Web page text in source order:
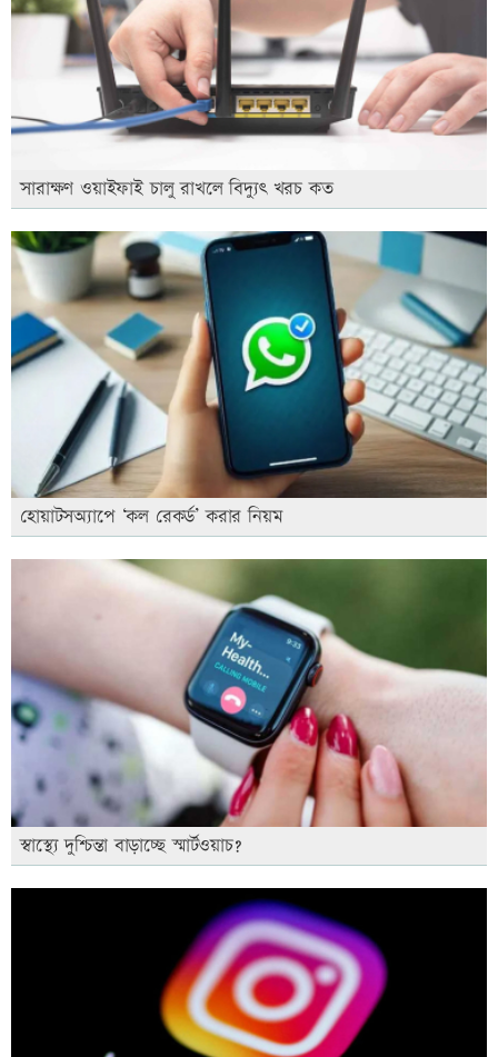
সারাক্ষণ ওয়াইফাই চালু রাখলে বিদ্যুৎ খরচ কত
হোয়াটসঅ্যাপে ‘কল রেকর্ড’ করার নিয়ম
স্বাস্থ্যে দুশ্চিন্তা বাড়াচ্ছে স্মার্টওয়াচ?